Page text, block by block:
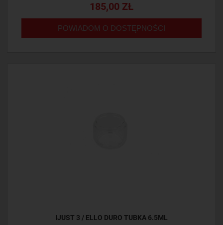
185,00 ZŁ
POWIADOM O DOSTĘPNOŚCI
IJUST 3 / ELLO DURO TUBKA 6.5ML